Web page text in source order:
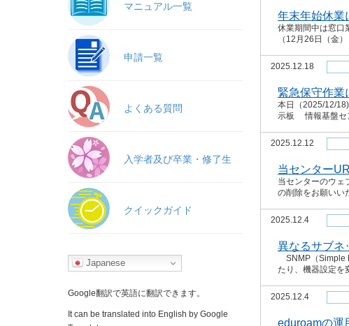
マニュアル一覧
申請一覧
よくある質問
入学者及び卒業・修了生
クイックガイド
Japanese
Google翻訳で英語に翻訳できます。
It can be translated into English by Google
年末年始休業
休業期間中は窓口
（12月26日（金
2025.12.18
緊急保守作業
本日（2025/12/
示板 情報基盤セ
2025.12.12
当センター
当センターのウェ
の削除をお願いい
2025.12.4
異なるサブネ
SNMP（Simple
たり、機器設定を
2025.12.4
eduroamの運